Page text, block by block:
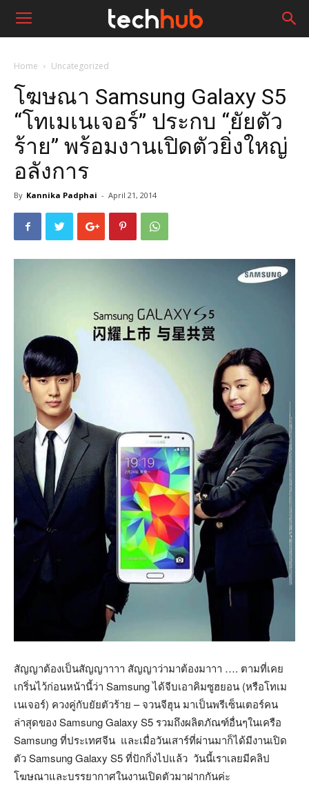
Home Uncategorized
โฆษณา Samsung Galaxy S5
“โทเมเนเจอร์” ประกบ “ยัยตัว
ร้าย” พร้อมงานเปิดตัวยิ่งใหญ่
อลังการ
By Kannika Padphai - April 21, 2014
สัญญาต้องเป็นสัญญาาาา สัญญาว่ามาต้องมาาา …. ตามที่เคย
เกริ่นไว้ก่อนหน้านี้ว่า Samsung ได้จีบเอาคิมซูฮยอน (หรือโทเม
เนเจอร์) ควงคู่กับยัยตัวร้าย – จวนจีฮุน มาเป็นพรีเซ็นเตอร์คน
ล่าสุดของ Samsung Galaxy S5 รวมถึงผลิตภัณฑ์อื่นๆในเครือ
Samsung ที่ประเทศจีน และเมื่อวันเสาร์ที่ผ่านมาก็ได้มีงานเปิด
ตัว Samsung Galaxy S5 ที่ปักกิ่งไปแล้ว วันนี้เราเลยมีคลิป
โฆษณาและบรรยากาศในงานเปิดตัวมาฝากกันค่ะ